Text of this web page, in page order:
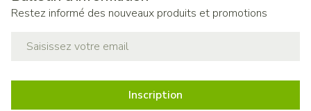
Restez informé des nouveaux produits et promotions
Inscription